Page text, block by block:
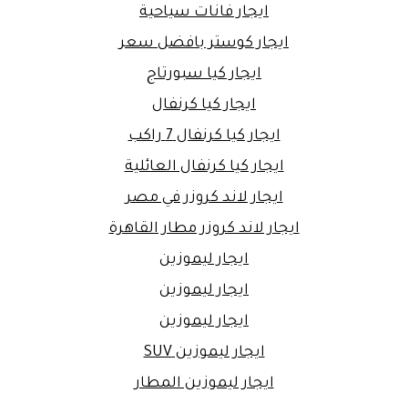
ايجار فانات سياحية
ايجار كوستر بافضل سعر
ايجار كيا سبورتاج
ايجار كيا كرنفال
ايجار كيا كرنفال 7 راكب
ايجار كيا كرنفال العائلية
ايجار لاند كروزر في مصر
ايجار لاند كروزر مطار القاهرة
ايجار ليموزين
ايجار ليموزين
ايجار ليموزين
ايجار ليموزين SUV
ايجار ليموزين المطار